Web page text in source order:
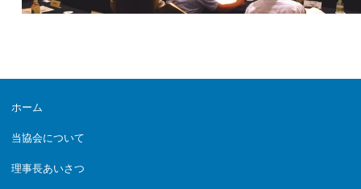
ホーム
当協会について
理事長あいさつ